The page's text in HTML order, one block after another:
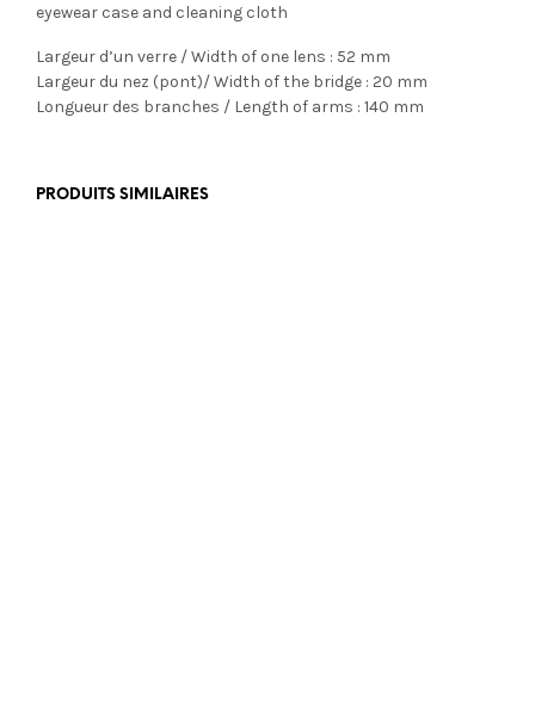
eyewear case and cleaning cloth
Largeur d’un verre / Width of one lens : 52 mm
Largeur du nez (pont)/ Width of the bridge : 20 mm
Longueur des branches / Length of arms : 140 mm
PRODUITS SIMILAIRES